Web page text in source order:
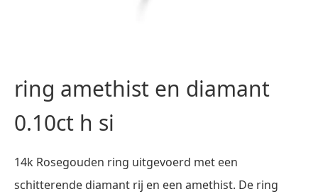
ring amethist en diamant
0.10ct h si
14k Rosegouden ring uitgevoerd met een
schitterende diamant rij en een amethist. De ring